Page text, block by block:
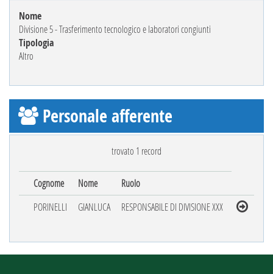
Nome
Divisione 5 - Trasferimento tecnologico e laboratori congiunti
Tipologia
Altro
Personale afferente
trovato 1 record
Cognome Nome
Ruolo
PORINELLI
GIANLUCA RESPONSABILE DI DIVISIONE XXX